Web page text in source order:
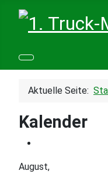
Aktuelle Seite:
Kalender
August,